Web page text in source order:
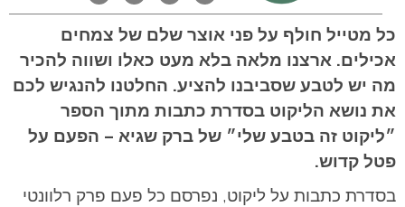
כל מטייל חולף על פני אוצר שלם של צמחים
אכילים. ארצנו מלאה בלא מעט כאלו ושווה להכיר
מה יש לטבע שסביבנו להציע. החלטנו להנגיש לכם
את נושא הליקוט בסדרת כתבות מתוך הספר
״ליקוט זה בטבע שלי״ של ברק שגיא – הפעם על
פטל קדוש.
בסדרת כתבות על ליקוט, נפרסם כל פעם פרק רלוונטי